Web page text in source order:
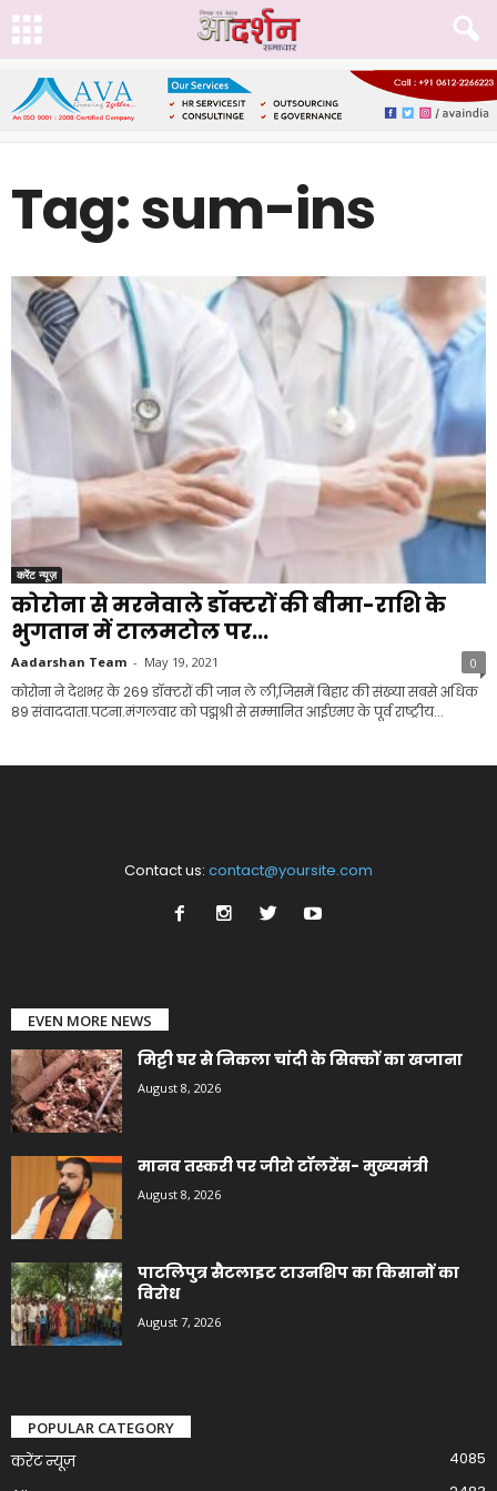
Tag: sum-ins
करेंट न्यूज़
कोरोना से मरनेवाले डॉक्टरों की बीमा-राशि के
भुगतान में टालमटोल पर...
Aadarshan Team - May 19, 2021 0
कोरोना ने देशभऱ के 269 डॉक्टरों की जान ले ली,जिसमें बिहार की संख्या सबसे अधिक
89 संवाददाता.पटना.मंगलवार को पद्मश्री से सम्मानित आईएमए के पूर्व राष्ट्रीय...
Contact us: contact@yoursite.com
EVEN MORE NEWS
मिट्टी घर से निकला चांदी के सिक्कों का खजाना
August 8, 2026
मानव तस्करी पर जीरो टॉलरेंस- मुख्यमंत्री
August 8, 2026
पाटलिपुत्र सैटलाइट टाउनशिप का किसानों का
विरोध
August 7, 2026
POPULAR CATEGORY
करेंट न्यूज़
4085